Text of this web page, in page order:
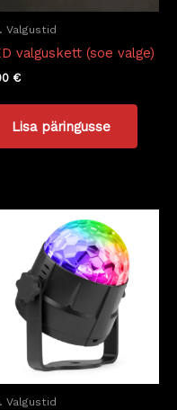
Valgustid
valguskett (soe valge)
€
Lisa päringusse
Valgustid